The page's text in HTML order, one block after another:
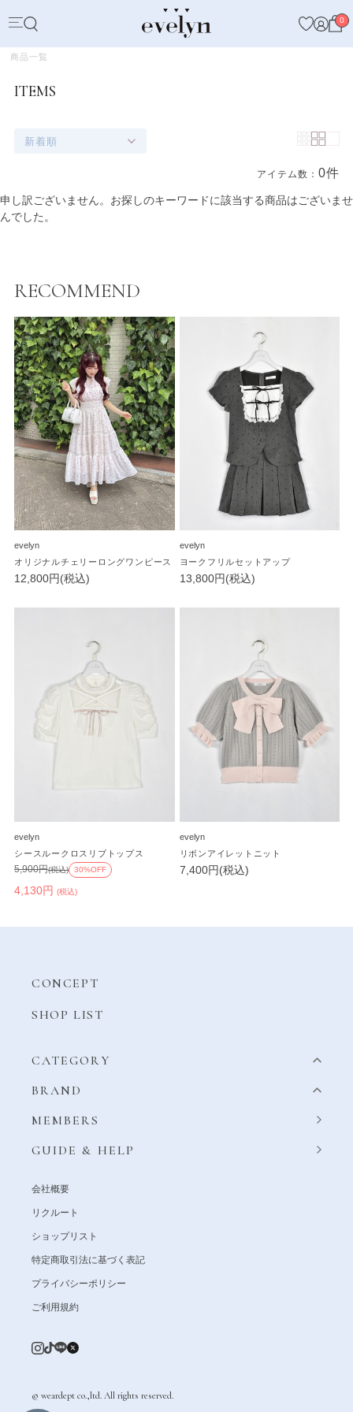
0
商品一覧
ITEMS
新着順
アイテム数：0件
商品一覧
申し訳ございません。お探しのキーワードに該当する商品はございませ
んでした。
RECOMMEND
evelyn
オリジナルチェリーロングワンピース
12,800円(税込)
evelyn
ヨークフリルセットアップ
13,800円(税込)
evelyn
シースルークロスリブトップス
4,130円 (税込)
5,900円(税込) 30%OFF
evelyn
リボンアイレットニット
7,400円(税込)
CONCEPT
SHOP LIST
CATEGORY
BRAND
MEMBERS
GUIDE & HELP
会社概要
リクルート
ショップリスト
特定商取引法に基づく表記
プライバシーポリシー
ご利用規約
© weardept co.,ltd. All rights reserved.